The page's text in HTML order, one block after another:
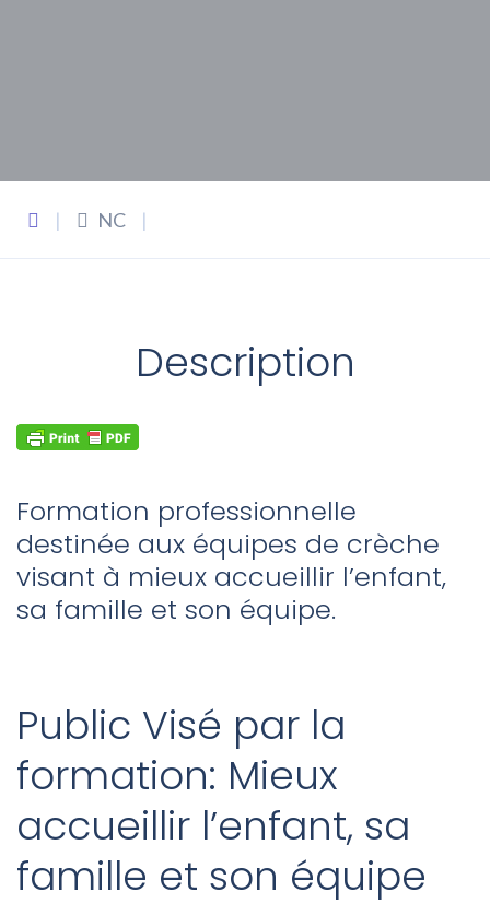
| NC |
Description
Formation professionnelle
destinée aux équipes de crèche
visant à mieux accueillir l’enfant,
sa famille et son équipe.
Public Visé par la
formation: Mieux
accueillir l’enfant, sa
famille et son équipe